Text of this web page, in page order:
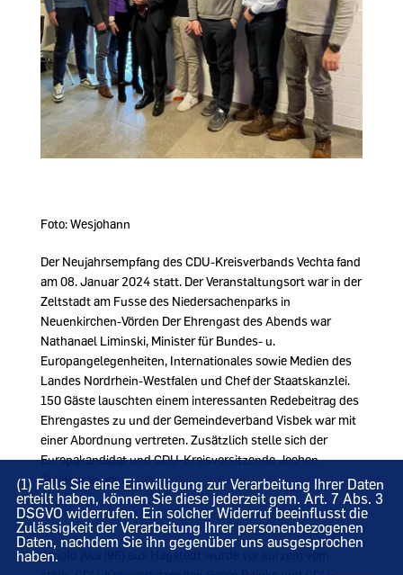
Foto: Wesjohann
Der Neujahrsempfang des CDU-Kreisverbands Vechta fand
am 08. Januar 2024 statt. Der Veranstaltungsort war in der
Zeltstadt am Fusse des Niedersachenparks in
Neuenkirchen-Vörden Der Ehrengast des Abends war
Nathanael Liminski, Minister für Bundes- u.
Europangelegenheiten, Internationales sowie Medien des
Landes Nordrhein-Westfalen und Chef der Staatskanzlei.
150 Gäste lauschten einem interessanten Redebeitrag des
Ehrengastes zu und der Gemeindeverband Visbek war mit
einer Abordnung vertreten. Zusätzlich stelle sich der
Europakandidat und CDU-Kreisvorsitzende Jochen
Steinkamp vor.
Arnold Aka (96) aus Hagstedt wurde vor kurzem vom
(1) Falls Sie eine Einwilligung zur Verarbeitung Ihrer Daten
erteilt haben, können Sie diese jederzeit gem. Art. 7 Abs. 3
DSGVO widerrufen. Ein solcher Widerruf beeinflusst die
Zulässigkeit der Verarbeitung Ihrer personenbezogenen
Daten, nachdem Sie ihn gegenüber uns ausgesprochen
haben.